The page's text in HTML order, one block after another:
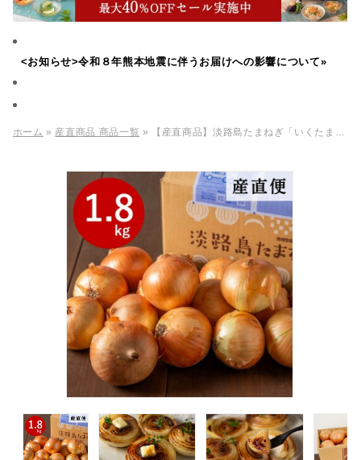
<お知らせ>令和８年熊本地震に伴うお届けへの影響について»
ホーム » 産直商品 商品一覧 » 【産直商品】淡路島たまねぎ「いくたま」1.8㎏【送料込み/北海道・沖縄送料別途】【オンライン限定】